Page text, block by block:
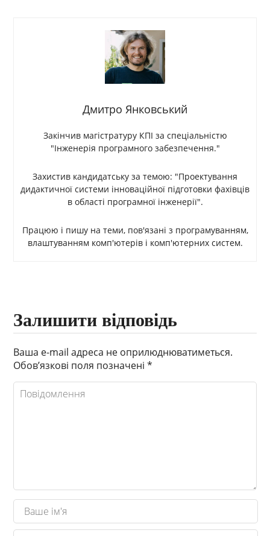
Дмитро Янковський
Закінчив магістратуру КПІ за спеціальністю
"Інженерія програмного забезпечення."
Захистив кандидатську за темою: "Проектування
дидактичної системи інноваційної підготовки фахівців
в області програмної інженерії".
Працюю і пишу на теми, пов'язані з програмуванням,
влаштуванням комп'ютерів і комп'ютерних систем.
Залишити відповідь
Ваша e-mail адреса не оприлюднюватиметься.
Обов’язкові поля позначені*